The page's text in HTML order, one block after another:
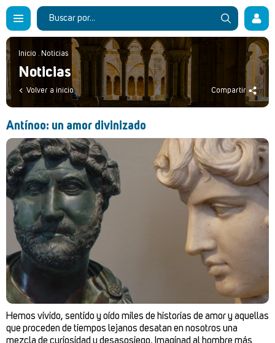
Inicio . Noticias
Noticias
Volver a inicio Compartir
Antínoo: un amor divinizado
Hemos vivido, sentido y oído miles de historias de amor y aquellas
que proceden de tiempos lejanos desatan en nosotros una
mezcla de curiosidad y desasosiego. Imaginad al hombre más